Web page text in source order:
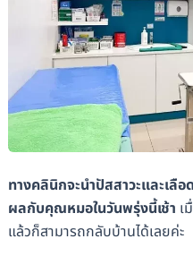
ทางคลินิกจะนำปัสสาวะและเลื
ผลกับคุณหมอในวันพรุ่งนี้เช้า เ
แล้วก็สามารถกลับบ้านได้เลยค่ะ